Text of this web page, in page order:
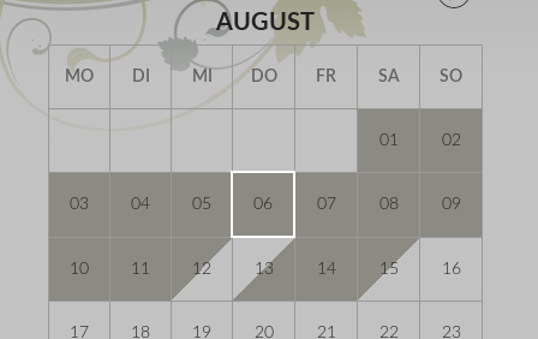
AUGUST
MO DI MI DO FR SA SO
01 02
03 04 05 06 07 08 09
10 11 12 13 14 15 16
17 18 19 20 21 22 23